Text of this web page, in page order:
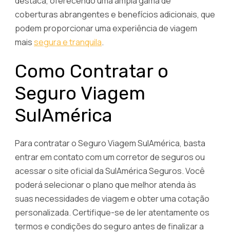
coberturas abrangentes e benefícios adicionais, que
podem proporcionar uma experiência de viagem
maissegura e tranquila.
Como Contratar o
Seguro Viagem
SulAmérica
Para contratar o Seguro Viagem SulAmérica, basta
entrar em contato com um corretor de seguros ou
acessar o site oficial da SulAmérica Seguros. Você
poderá selecionar o plano que melhor atenda às
suas necessidades de viagem e obter uma cotação
personalizada. Certifique-se de ler atentamente os
termos e condições do seguro antes de finalizar a